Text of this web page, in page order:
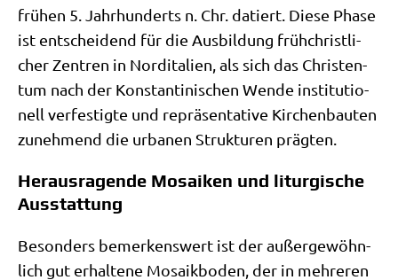
frü­hen 5. Jahr­hun­derts n. Chr. datiert. Die­se Pha­se
ist ent­schei­dend für die Aus­bil­dung früh­christ­li­
cher Zen­tren in Nord­ita­li­en, als sich das Chri­sten­
tum nach der Kon­stan­ti­ni­schen Wen­de insti­tu­tio­
nell ver­fe­stig­te und reprä­sen­ta­ti­ve Kir­chen­bau­ten
zuneh­mend die urba­nen Struk­tu­ren prägten.
Herausragende Mosaiken und liturgische
Ausstattung
Beson­ders bemer­kens­wert ist der außer­ge­wöhn­
lich gut erhal­te­ne Mosa­ik­bo­den, der in meh­re­ren